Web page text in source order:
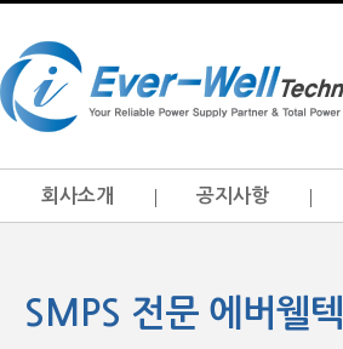
회사소개 공지사항
SMPS 전문 에버웰텍